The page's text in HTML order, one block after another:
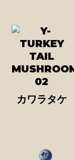
カワラタケ